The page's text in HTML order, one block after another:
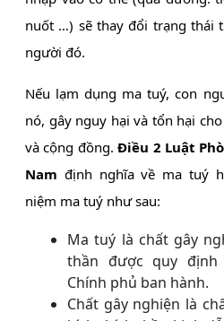
nuốt …) sẽ thay đổi trạng thái
người đó.
Nếu lạm dụng ma tuý, con
nó, gây nguy hại và tổn hại
và cộng đồng.Điều 2 Luật
Nam định nghĩa về ma tuý
niệm ma tuý như sau:
Ma tuý là chất gây
thần được quy
Chính phủ ban hành.
Chất gây nghiện là